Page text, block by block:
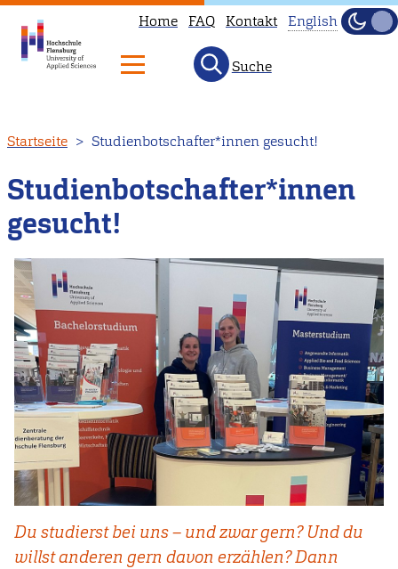
zum
Inhalt
Home FAQ Kontakt
not
in
to
our
English
main
page
instead.
English
Hell
Suche
Startseite Studienbotschafter*innen gesucht!
Studienbotschafter*innen
gesucht!
Du studierst bei uns – und zwar gern? Und du
willst anderen gern davon erzählen? Dann